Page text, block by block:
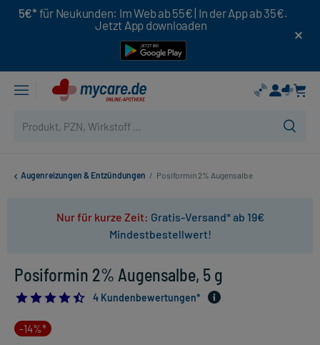
5€* für Neukunden: Im Web ab 55€ | In der App ab 35€.
Jetzt App downloaden
Augenreizungen & Entzündungen / Posiformin 2% Augensalbe
Nur für kurze Zeit: Gratis-Versand* ab 19€
Mindestbestellwert!
Posiformin 2% Augensalbe, 5 g
4.5
4 Kundenbewertungen*
-14%*